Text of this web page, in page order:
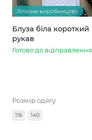
Власне виробництво
Блуза біла короткий
рукав
Готово до відправлення
Розмір одягу
116 140